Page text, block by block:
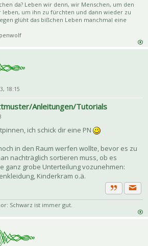
da? Leben wir denn, wir Menschen, um den
leben, um ihn zu fürchten und dann wieder zu
glüht das bißchen Leben manchmal eine
18:15
Anleitungen/Tutorials
ich schick dir eine PN
in den Raum werfen wollte, bevor es zu
nachträglich sortieren muss, ob es
ganz grobe Unterteilung vozunehmen:
Kinderkram o.ä.
Zitat
Schwarz ist immer gut.